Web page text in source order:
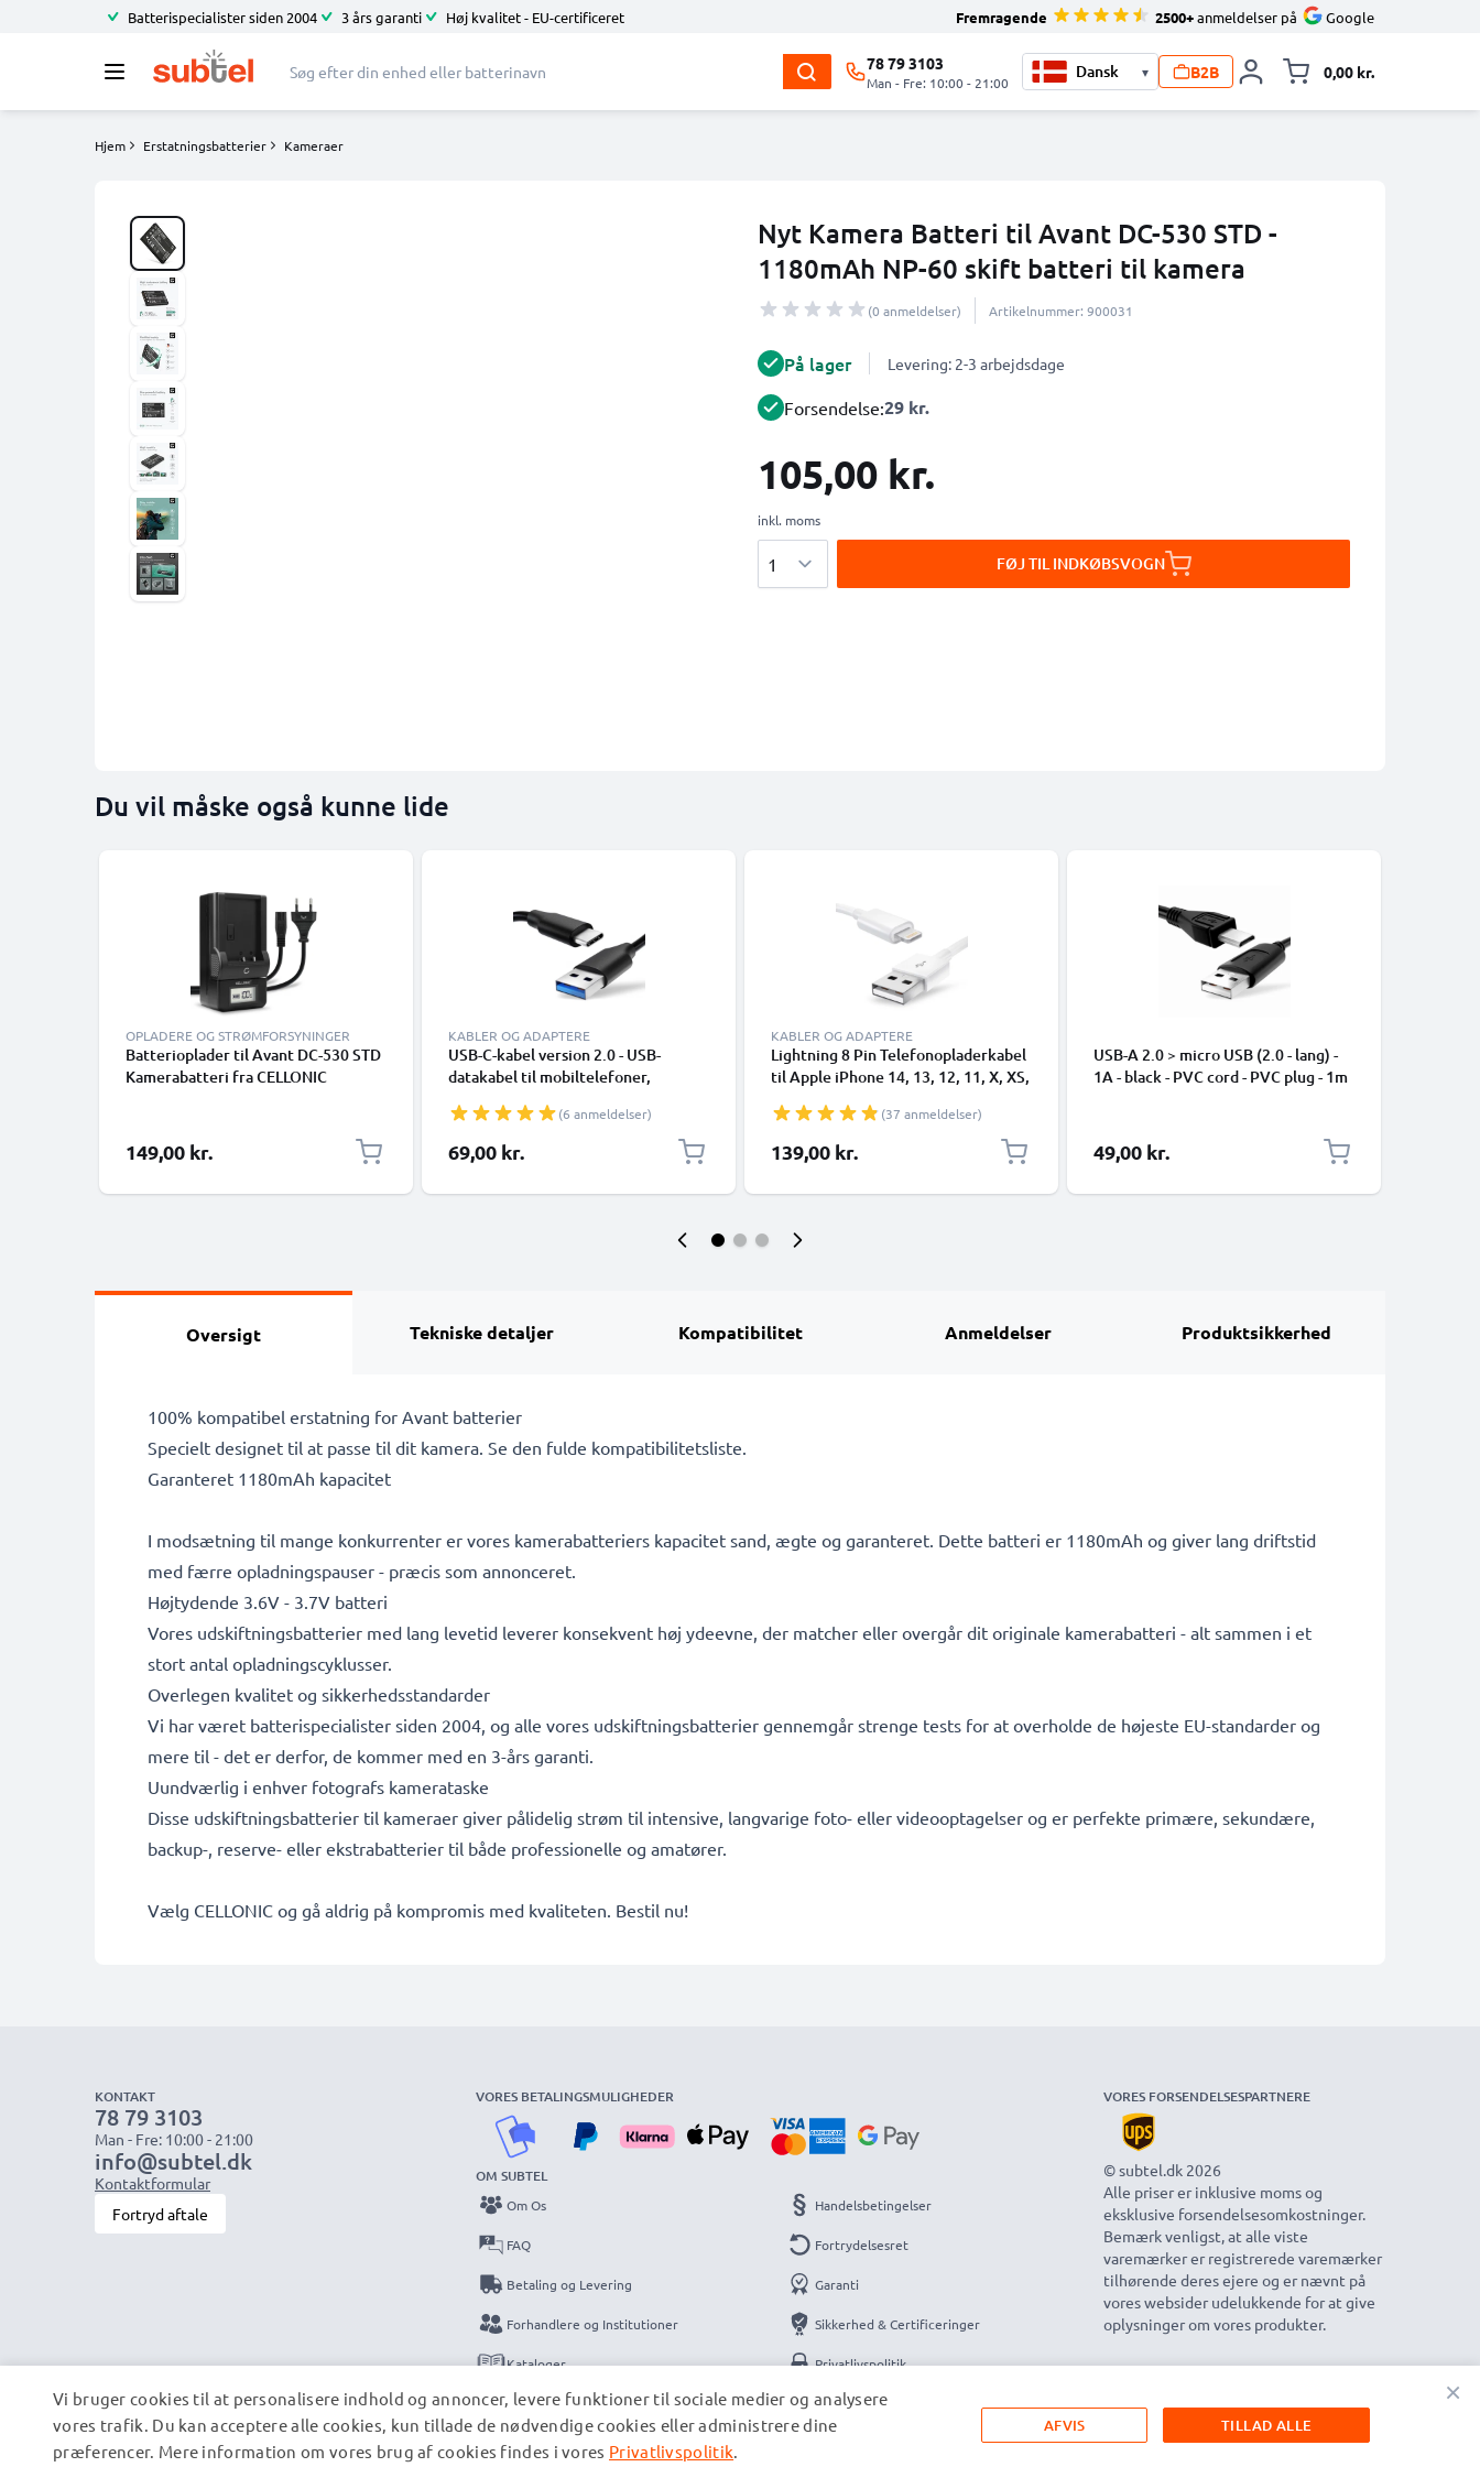
Batterispecialister siden 2004 3 års garanti Høj kvalitet - EU-certificeret Fremragende 2500+anmeldelser på Google
78 79 3103
Man - Fre: 10:00 - 21:00
▾ B2B 0,00 kr.
Hjem Erstatningsbatterier Kameraer
Nyt Kamera Batteri til Avant DC-530 STD -
1180mAh NP-60 skift batteri til kamera
(0 anmeldelser) Artikelnummer: 900031
På lager Levering: 2-3 arbejdsdage
Forsendelse:29 kr.
105,00 kr.
inkl. moms
FØJ TIL INDKØBSVOGN
Du vil måske også kunne lide
OPLADERE OG STRØMFORSYNINGER
Batterioplader til Avant DC-530 STD
Kamerabatteri fra CELLONIC
149,00 kr.
KABLER OG ADAPTERE
USB-C-kabel version 2.0 - USB-
datakabel til mobiltelefoner,
Google Pixel), kameraer (Canon,
Panasonic Lumix, Sony, GoPro) og
mange flere - 1,0m 3A-opladerkabel
(6 anmeldelser)
69,00 kr.
KABLER OG ADAPTERE
Lightning 8 Pin Telefonopladerkabel
til Apple iPhone 14, 13, 12, 11, X, XS,
Smartphone datakabel hvid
(37 anmeldelser)
139,00 kr.
USB-A 2.0 > micro USB (2.0 - lang) -
1A - black - PVC cord - PVC plug - 1m
49,00 kr.
Oversigt Tekniske detaljer Kompatibilitet Anmeldelser Produktsikkerhed
100% kompatibel erstatning for Avant batterier
Specielt designet til at passe til dit kamera. Se den fulde kompatibilitetsliste.
Garanteret 1180mAh kapacitet
I modsætning til mange konkurrenter er vores kamerabatteriers kapacitet sand, ægte og garanteret. Dette batteri er 1180mAh og giver lang driftstid
med færre opladningspauser - præcis som annonceret.
Højtydende 3.6V - 3.7V batteri
Vores udskiftningsbatterier med lang levetid leverer konsekvent høj ydeevne, der matcher eller overgår dit originale kamerabatteri - alt sammen i et
stort antal opladningscyklusser.
Overlegen kvalitet og sikkerhedsstandarder
Vi har været batterispecialister siden 2004, og alle vores udskiftningsbatterier gennemgår strenge tests for at overholde de højeste EU-standarder og
mere til - det er derfor, de kommer med en 3-års garanti.
Uundværlig i enhver fotografs kamerataske
Disse udskiftningsbatterier til kameraer giver pålidelig strøm til intensive, langvarige foto- eller videooptagelser og er perfekte primære, sekundære,
backup-, reserve- eller ekstrabatterier til både professionelle og amatører.
Vælg CELLONIC og gå aldrig på kompromis med kvaliteten. Bestil nu!
KONTAKT
78 79 3103
Man - Fre: 10:00 - 21:00
info@subtel.dk
Kontaktformular
Fortryd aftale
VORES BETALINGSMULIGHEDER
OM SUBTEL
Om Os
FAQ
Betaling og Levering
Forhandlere og Institutioner
Kataloger
Kontakt
Handelsbetingelser
Fortrydelsesret
Garanti
Sikkerhed & Certificeringer
Privatlivspolitik
Information
VORES FORSENDELSESPARTNERE
© subtel.dk 2026
Alle priser er inklusive moms og
eksklusive forsendelsesomkostninger.
Bemærk venligst, at alle viste
varemærker er registrerede varemærker
tilhørende deres ejere og er nævnt på
vores websider udelukkende for at give
oplysninger om vores produkter.
×
Vi bruger cookies til at personalisere indhold og annoncer, levere funktioner til sociale medier og analysere
vores trafik. Du kan acceptere alle cookies, kun tillade de nødvendige cookies eller administrere dine
præferencer. Mere information om vores brug af cookies findes i vores Privatlivspolitik.
TILLAD ALLE
AFVIS